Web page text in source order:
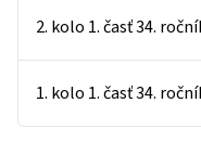
2. kolo 1. časť 34.
1. kolo 1. časť 34.